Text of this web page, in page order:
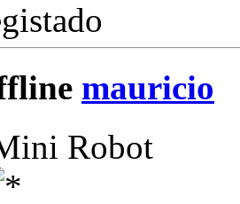
mauricio
Robot